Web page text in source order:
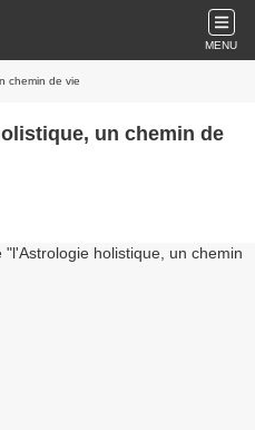
MENU
chemin de vie
un chemin de